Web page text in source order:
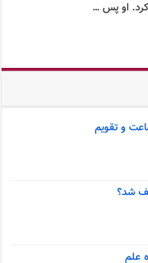
او پس …
و تقویم
شد؟
علم